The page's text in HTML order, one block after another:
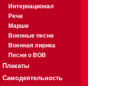
Интернационал
Речи
Марши
Военные песни
Военная лирика
Песни о ВОВ
Плакаты
Самодеятельность